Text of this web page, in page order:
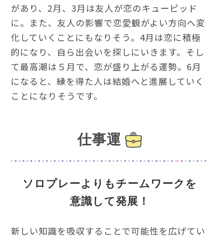
があり、2月、3月は友人が恋のキューピッド
に。また、友人の影響で恋愛観がよい方向へ変
化していくことにもなりそう。4月は恋に積極
的になり、自ら出会いを探しにいきます。そし
て最高潮は５月で、恋が盛り上がる運勢。6月
になると、縁を得た人は結婚へと進展していく
ことになりそうです。
仕事運
ソロプレーよりもチームワークを
意識して発展！
新しい知識を吸収することで可能性を広げてい